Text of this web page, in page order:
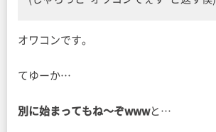
オワコンです。
てゆーか…
別に始まってもね〜ぞwwwと…